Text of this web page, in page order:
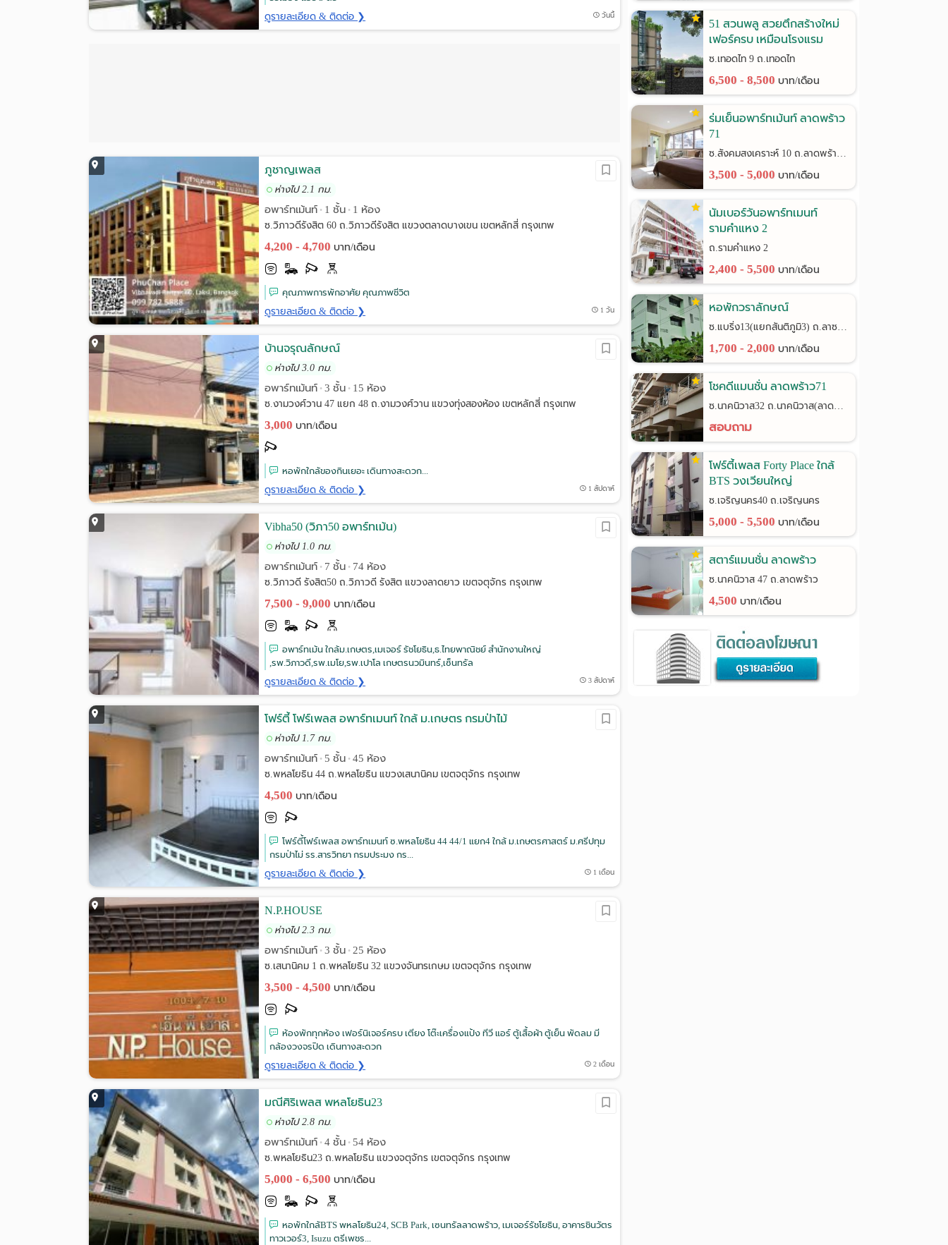
ดูรายละเอียด & ติดต่อ ❯ วันนี้
ภูชาญเพลส
ห่างไป 2.1 กม.
อพาร์ทเม้นท์ • 1 ชั้น • 1 ห้อง
ซ.วิภาวดีรังสิต 60 ถ.วิภาวดีรังสิต แขวงตลาดบางเขน เขตหลักสี่ กรุงเทพ
4,200 - 4,700 บาท/เดือน
คุณภาพการพักอาศัย คุณภาพชีวิต
ดูรายละเอียด & ติดต่อ ❯ 1 วัน
บ้านจรุณลักษณ์
ห่างไป 3.0 กม.
อพาร์ทเม้นท์ • 3 ชั้น • 15 ห้อง
ซ.งามวงศ์วาน 47 แยก 48 ถ.งามวงศ์วาน แขวงทุ่งสองห้อง เขตหลักสี่ กรุงเทพ
3,000 บาท/เดือน
หอพักใกล้ของกินเยอะ เดินทางสะดวก...
ดูรายละเอียด & ติดต่อ ❯ 1 สัปดาห์
Vibha50 (วิภา50 อพาร์ทเม้น)
ห่างไป 1.0 กม.
อพาร์ทเม้นท์ • 7 ชั้น • 74 ห้อง
ซ.วิภาวดี รังสิต50 ถ.วิภาวดี รังสิต แขวงลาดยาว เขตจตุจักร กรุงเทพ
7,500 - 9,000 บาท/เดือน
อพาร์ทเม้น ใกล้ม.เกษตร,เมเจอร์ รัชโยธิน,ธ.ไทยพาณิชย์ สำนักงานใหญ่
,รพ.วิภาวดี,รพ.เมโย,รพ.เปาโล เกษตรนวมินทร์,เซ็นทรัล
ดูรายละเอียด & ติดต่อ ❯ 3 สัปดาห์
โฟร์ตี้ โฟร์เพลส อพาร์ทเมนท์ ใกล้ ม.เกษตร กรมป่าไม้
ห่างไป 1.7 กม.
อพาร์ทเม้นท์ • 5 ชั้น • 45 ห้อง
ซ.พหลโยธิน 44 ถ.พหลโยธิน แขวงเสนานิคม เขตจตุจักร กรุงเทพ
4,500 บาท/เดือน
โฟร์ตี้โฟร์เพลส อพาร์ทเมนท์ ซ.พหลโยธิน 44 44/1 แยก4 ใกล้ ม.เกษตรศาสตร์ ม.ศรีปทุม
กรมป่าไม่ รร.สารวิทยา กรมประมง กร...
ดูรายละเอียด & ติดต่อ ❯ 1 เดือน
N.P.HOUSE
ห่างไป 2.3 กม.
อพาร์ทเม้นท์ • 3 ชั้น • 25 ห้อง
ซ.เสนานิคม 1 ถ.พหลโยธิน 32 แขวงจันทรเกษม เขตจตุจักร กรุงเทพ
3,500 - 4,500 บาท/เดือน
ห้องพักทุกห้อง เฟอร์นิเจอร์ครบ เตียง โต๊ะเครื่องแป้ง ทีวี แอร์ ตู้เสื้อผ้า ตู้เย็น พัดลม มี
กล้องวงจรปิด เดินทางสะดวก
ดูรายละเอียด & ติดต่อ ❯ 2 เดือน
มณีศิริเพลส พหลโยธิน23
ห่างไป 2.8 กม.
อพาร์ทเม้นท์ • 4 ชั้น • 54 ห้อง
ซ.พหลโยธิน23 ถ.พหลโยธิน แขวงจตุจักร เขตจตุจักร กรุงเทพ
5,000 - 6,500 บาท/เดือน
หอพักใกล้BTS พหลโยธิน24, SCB Park, เซนทรัลลาดพร้าว, เมเจอร์รัชโยธิน, อาคารชินวัตร
ทาวเวอร์3, Isuzu ตรีเพชร...
51 สวนพลู สวยตึกสร้างใหม่
เฟอร์ครบ เหมือนโรงแรม
ซ.เทอดไท 9 ถ.เทอดไท
6,500 - 8,500 บาท/เดือน
ร่มเย็นอพาร์ทเม้นท์ ลาดพร้าว
71
ซ.สังคมสงเคราะห์ 10 ถ.ลาดพร้าว 71
3,500 - 5,000 บาท/เดือน
นัมเบอร์วันอพาร์ทเมนท์
รามคำแหง 2
ถ.รามคำแหง 2
2,400 - 5,500 บาท/เดือน
หอพักวราลักษณ์
ซ.แบริ่ง13(แยกสันติภูมิ3) ถ.ลาซาล24
1,700 - 2,000 บาท/เดือน
โชคดีแมนชั่น ลาดพร้าว71
ซ.นาคนิวาส32 ถ.นาคนิวาส(ลาดพร้าว71)
สอบถาม
โฟร์ตี้เพลส Forty Place ใกล้
BTS วงเวียนใหญ่
ซ.เจริญนคร40 ถ.เจริญนคร
5,000 - 5,500 บาท/เดือน
สตาร์แมนชั่น ลาดพร้าว
ซ.นาคนิวาส 47 ถ.ลาดพร้าว
4,500 บาท/เดือน